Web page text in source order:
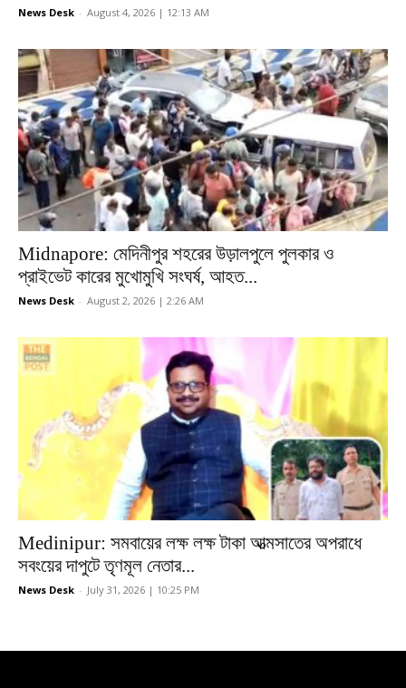
News Desk - August 4, 2026 | 12:13 AM
Midnapore: মেদিনীপুর শহরের উড়ালপুলে পুলকার ও
প্রাইভেট কারের মুখোমুখি সংঘর্ষ, আহত...
News Desk - August 2, 2026 | 2:26 AM
Medinipur: সমবায়ের লক্ষ লক্ষ টাকা আত্মসাতের অপরাধে
সবংয়ের দাপুটে তৃণমূল নেতার...
News Desk - July 31, 2026 | 10:25 PM